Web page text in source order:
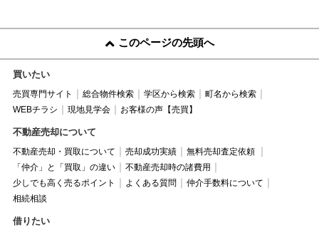
このページの先頭へ
買いたい
売買専門サイト 総合物件検索 学区から検索
町名から検索
WEBチラシ
現地見学会 お客様の声【売買】
不動産売却について
不動産売却・買取について 売却成功実績
無料売却査定依頼
「仲介」と「買取」の違い
不動産売却時の諸費用
少しでも高く売るポイント
よくある質問
仲介手数料について
相続相談
借りたい